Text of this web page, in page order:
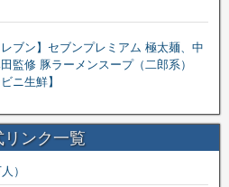
レブン】セブンプレミアム 極太麺、中
監修 豚ラーメンスープ（二郎系）
ニ生鮮】
リンク一覧
）